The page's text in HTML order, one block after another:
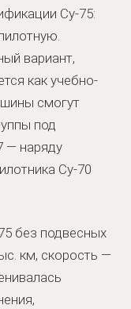
Су-75:
вариант,
как учебно-
смогут
под
— наряду
Су-70
без подвесных
км, скорость —